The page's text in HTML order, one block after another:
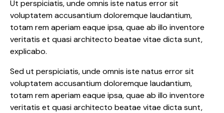
Ut perspiciatis, unde omnis iste natus error sit
voluptatem accusantium doloremque laudantium,
totam rem aperiam eaque ipsa, quae ab illo inventore
veritatis et quasi architecto beatae vitae dicta sunt,
explicabo.
Sed ut perspiciatis, unde omnis iste natus error sit
voluptatem accusantium doloremque laudantium,
totam rem aperiam eaque ipsa, quae ab illo inventore
veritatis et quasi architecto beatae vitae dicta sunt,